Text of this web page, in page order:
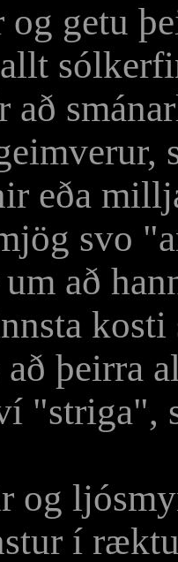
og getu
að
eða
svo
að
þeirra
"striga",
og
í